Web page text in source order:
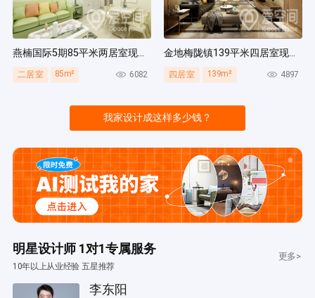
燕楠国际5期85平米两居室现代简约风装修案例
二居室 85m² 6082
金地梅陇镇139平米四居室现代简约风装修案例
四居室 139m² 4897
我家设计成这样多少钱？
明星设计师 1对1专属服务
10年以上从业经验 五星推荐
更多>
李东阳